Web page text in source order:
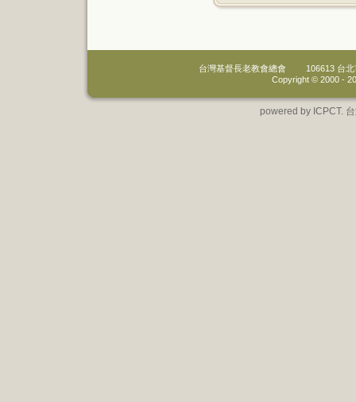
台灣基督長老教會總會
106613 台
Copyright © 2000 -
powered by ICPCT.